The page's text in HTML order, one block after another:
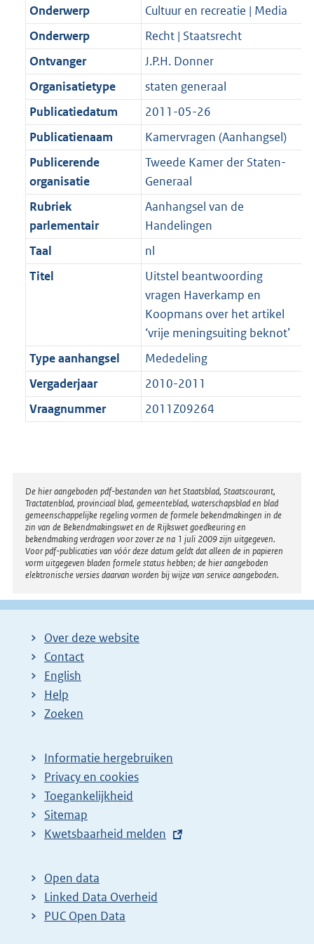
t
a
t
K
b
2
K
b
Onderwerp
Cultuur en recreatie | Media
Onderwerp
Recht | Staatsrecht
Ontvanger
J.P.H. Donner
Organisatietype
staten generaal
Publicatiedatum
2011-05-26
Publicatienaam
Kamervragen (Aanhangsel)
Publicerende
organisatie
Tweede Kamer der Staten-
Generaal
Rubriek
parlementair
Aanhangsel van de
Handelingen
Taal
nl
Titel
Uitstel beantwoording
vragen Haverkamp en
Koopmans over het artikel
‘vrije meningsuiting beknot’
Type aanhangsel
Mededeling
Vergaderjaar
2010-2011
Vraagnummer
2011Z09264
Disclaimer
De hier aangeboden pdf-bestanden van het Staatsblad, Staatscourant,
Tractatenblad, provinciaal blad, gemeenteblad, waterschapsblad en blad
gemeenschappelijke regeling vormen de formele bekendmakingen in de
zin van de Bekendmakingswet en de Rijkswet goedkeuring en
bekendmaking verdragen voor zover ze na 1 juli 2009 zijn uitgegeven.
Voor pdf-publicaties van vóór deze datum geldt dat alleen de in papieren
vorm uitgegeven bladen formele status hebben; de hier aangeboden
elektronische versies daarvan worden bij wijze van service aangeboden.
Over deze website
Contact
English
Help
Zoeken
Informatie hergebruiken
Privacy en cookies
Toegankelijkheid
Sitemap
E
t
e
r
Kwetsbaarheid melden
Open data
Linked Data Overheid
PUC Open Data